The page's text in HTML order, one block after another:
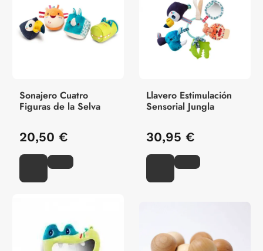
Sonajero Cuatro
Figuras de la Selva
20,50 €
Llavero Estimulación
Sensorial Jungla
30,95 €